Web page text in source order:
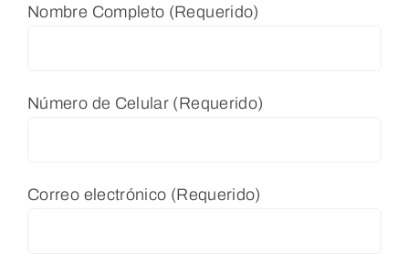
Nombre Completo (Requerido)
Número de Celular (Requerido)
Correo electrónico (Requerido)